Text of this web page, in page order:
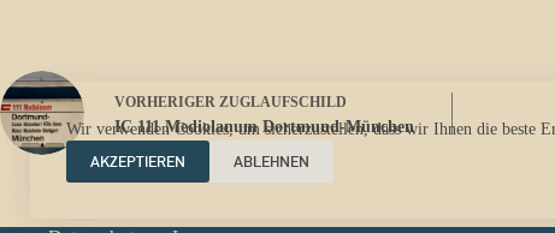
Wir verwenden Cookies, um sicherzustellen, dass wir Ihnen die beste
AKZEPTIEREN
ABLEHNEN
VORHERIGER ZUGLAUFSCHILD
IC 111 Mediolanum Dortmund-München